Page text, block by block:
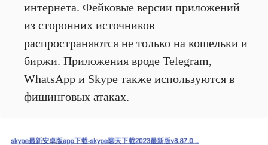
интернета. Фейковые версии приложений
из сторонних источников
распространяются не только на кошельки и
биржи. Приложения вроде Telegram,
WhatsApp и Skype также используются в
фишинговых атаках.